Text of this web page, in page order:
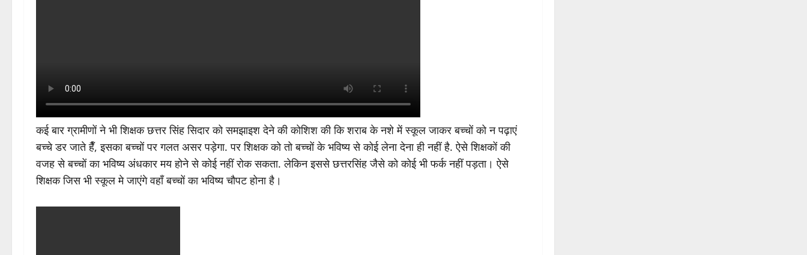
कई बार ग्रामीणों ने भी शिक्षक छत्तर सिंह सिदार को समझाइश देने की कोशिश की कि शराब के नशे में स्कूल जाकर बच्चों को न पढ़ाएं
बच्चे डर जाते हैँ, इसका बच्चों पर गलत असर पड़ेगा. पर शिक्षक को तो बच्चों के भविष्य से कोई लेना देना ही नहीं है. ऐसे शिक्षकों की
वजह से बच्चों का भविष्य अंधकार मय होने से कोई नहीं रोक सकता. लेकिन इससे छत्तरसिंह जैसे को कोई भी फर्क नहीं पड़ता। ऐसे
शिक्षक जिस भी स्कूल मे जाएंगे वहाँ बच्चों का भविष्य चौपट होना है।